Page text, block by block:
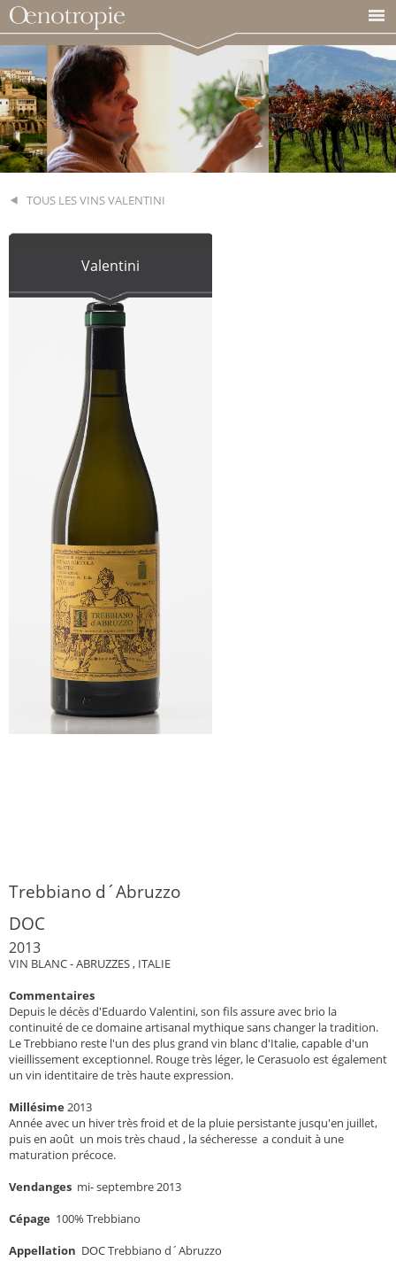
TOUS LES VINS VALENTINI
Valentini
Trebbiano d´Abruzzo
DOC
2013
VIN BLANC - ABRUZZES , ITALIE
Commentaires
Depuis le décès d'Eduardo Valentini, son fils assure avec brio la
continuité de ce domaine artisanal mythique sans changer la tradition.
Le Trebbiano reste l'un des plus grand vin blanc d'Italie, capable d'un
vieillissement exceptionnel. Rouge très léger, le Cerasuolo est également
un vin identitaire de très haute expression.
Millésime 2013
Année avec un hiver très froid et de la pluie persistante jusqu'en juillet,
puis en août un mois très chaud , la sécheresse a conduit à une
maturation précoce.
Vendanges mi- septembre 2013
Cépage 100% Trebbiano
Appellation DOC Trebbiano d´Abruzzo